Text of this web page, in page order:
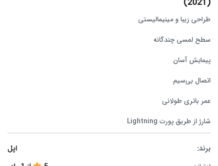
طراحی زیبا و مینیمالیستی
سطح لمسی چندگانه
پیمایش آسان
اتصال بی‌سیم
عمر باتری طولانی
شارژ از طریق پورت Lightning
برند: اپل